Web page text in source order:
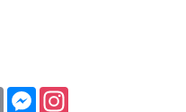
Email Messenger